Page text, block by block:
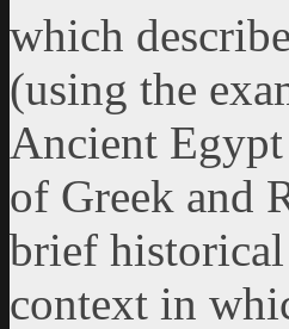
which
(using the
Ancient
of Greek and
brief
context in